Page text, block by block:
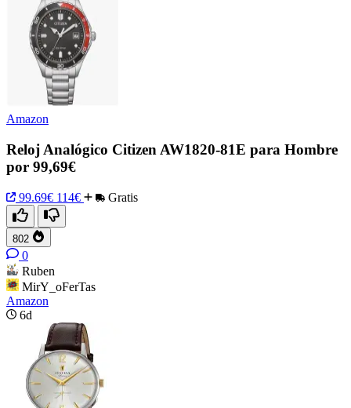
Amazon
Reloj Analógico Citizen AW1820-81E para Hombre
por 99,69€
99.69€ 114€ Gratis
802
0
Ruben
MirY_oFerTas
Amazon
6d